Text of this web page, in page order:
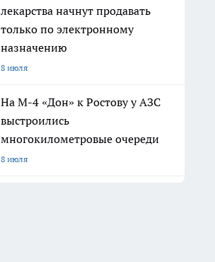
лекарства начнут продавать
только по электронному
назначению
8 июля
На М-4 «Дон» к Ростову у АЗС
выстроились
многокилометровые очереди
8 июля